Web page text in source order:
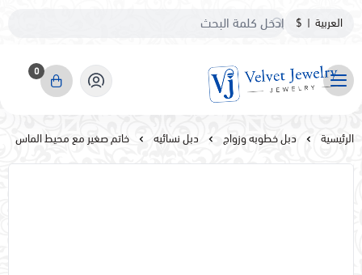
العربية |
$
مجوهرات مخمليه
0
الرئيسية دبل خطوبه وزواج دبل نسائيه خاتم صغير مع محيط الماس